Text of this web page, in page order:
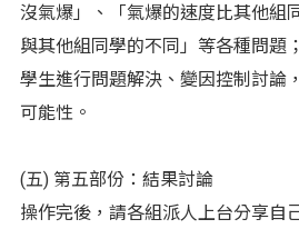
沒氣爆」、「氣爆的速度比其他組
與其他組同學的不同」等各種問題
學生進行問題解決、變因控制討論
可能性。
(五) 第五部份：結果討論
操作完後，請各組派人上台分享自